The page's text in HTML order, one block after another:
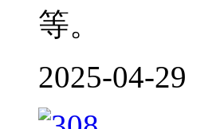
等。
2025-04-29